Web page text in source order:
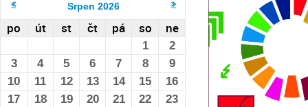
Srpen 2026
po út st čt pá so ne
1
2
3
4 5 6 7 8
9
10
11 12 13 14 15
16
17
18 19 20 21 22
23